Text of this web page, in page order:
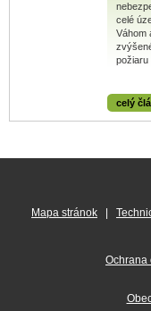
celé
Váhom
požiaru
celý
Mapa stránok
Ochrana